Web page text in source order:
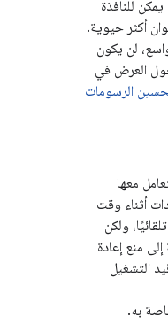
للنافذة
أكثر حيوية.
لن يكون
حول العرض في
الرسومات
معها
أثناء وقت
ولكن
منع إعادة
التشغيل
به.